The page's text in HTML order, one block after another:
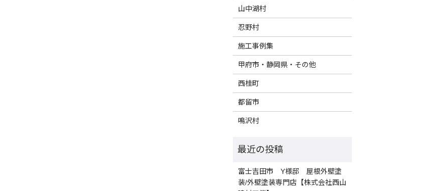
山中湖村
忍野村
施工事例集
甲府市・静岡県・その他
西桂町
都留市
鳴沢村
富士吉田市 Y様邸 屋根外壁塗
装/外壁塗装専門店【株式会社西山